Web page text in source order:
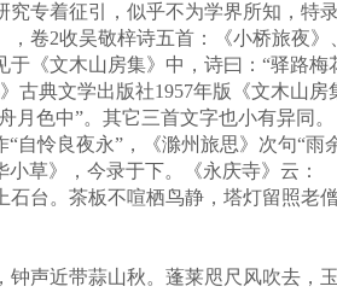
专着征引，似乎不为学界所知，特录
卷2收吴敬梓诗五首：《小桥旅夜》
《文木山房集》中，诗曰：“驿路
典文学出版社1957年版《文木山房
月色中”。其它三首文字也小有异同
自怜良夜永”，《滁州旅思》次句“雨
草》，今录于下。《永庆寺》云：
。茶板不喧栖鸟静，塔灯留照老僧
近带蒜山秋。蓬莱咫尺风吹去，玉